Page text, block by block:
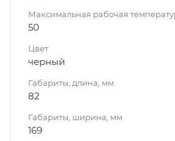
Максимальная рабочая
50
Цвет
черный
Габариты, длина, мм
82
Габариты, ширина, мм
169